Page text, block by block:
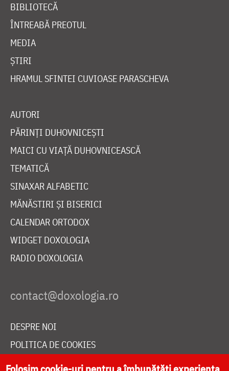
BIBLIOTECĂ
ÎNTREABĂ PREOTUL
MEDIA
ȘTIRI
HRAMUL SFINTEI CUVIOASE PARASCHEVA
AUTORI
PĂRINȚI DUHOVNICEȘTI
MAICI CU VIAȚĂ DUHOVNICEASCĂ
TEMATICĂ
SINAXAR ALFABETIC
MĂNĂSTIRI ȘI BISERICI
CALENDAR ORTODOX
WIDGET DOXOLOGIA
RADIO DOXOLOGIA
DESPRE NOI
POLITICA DE COOKIES
DONEAZĂ ONLINE PENTRU CATEDRALA NAȚIONALĂ